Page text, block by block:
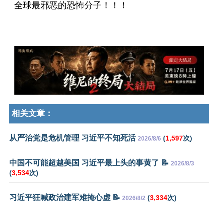
全球最邪恶的恐怖分子！！！
相关文章：
从严治党是危机管理 习近平不知死活 2026/8/6 (1,597次)
中国不可能超越美国 习近平最上头的事黄了 📝 2026/8/3
(3,534次)
习近平狂喊政治建军难掩心虚 📝 2026/8/2 (3,334次)